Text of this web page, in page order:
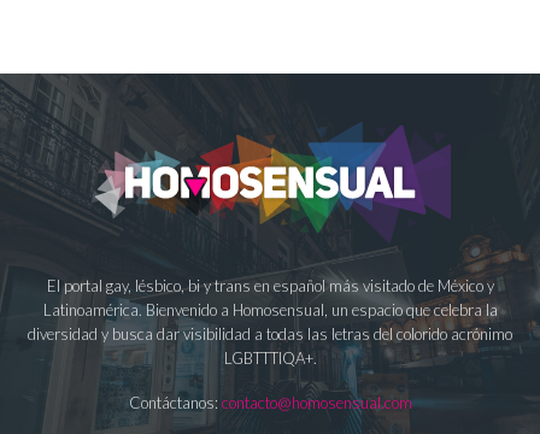
El portal gay, lésbico, bi y trans en español más visitado de México y
Latinoamérica. Bienvenido a Homosensual, un espacio que celebra la
diversidad y busca dar visibilidad a todas las letras del colorido acrónimo
LGBTTTIQA+.
Contáctanos: contacto@homosensual.com